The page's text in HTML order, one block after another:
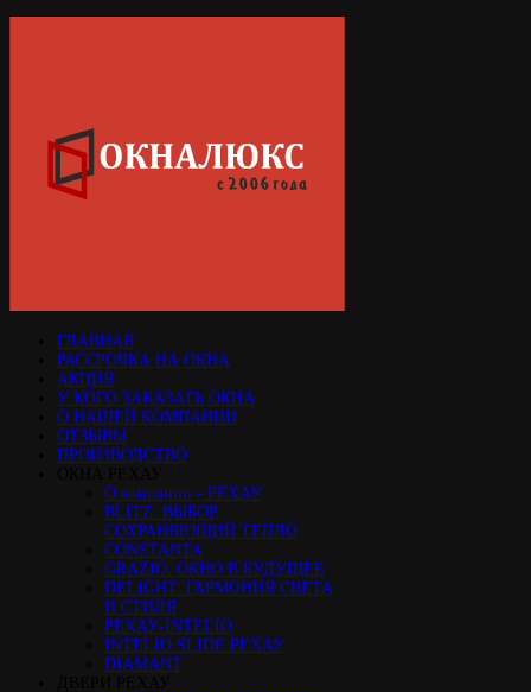
ГЛАВНАЯ
РАССРОЧКА НА ОКНА
АКЦИЯ
У КОГО ЗАКАЗАТЬ ОКНА
О НАШЕЙ КОМПАНИИ
ОТЗЫВЫ
ПРОИЗВОДСТВО
О компании - РЕХАУ
BLITZ: ВЫБОР,
СОХРАНЯЮЩИЙ ТЕПЛО
CONSTANTA
GRAZIO: ОКНО В БУДУЩЕЕ
DELIGHT: ГАРМОНИЯ СВЕТА
И СТИЛЯ
РЕХАУ-INTELIO
INTELIO SLIDE РЕХАУ
DIAMANT